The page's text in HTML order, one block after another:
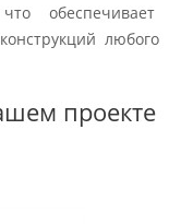
обеспечивает
любого
проекте